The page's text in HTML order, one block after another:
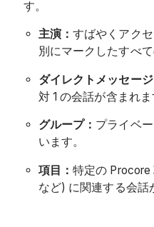
す。
主演：すばやくアク
別にマークしたすべ
ダイレクトメッセー
対 1 の会話が含まれま
グループ： プライベ
います。
項目：特定の
など) に関連する会話